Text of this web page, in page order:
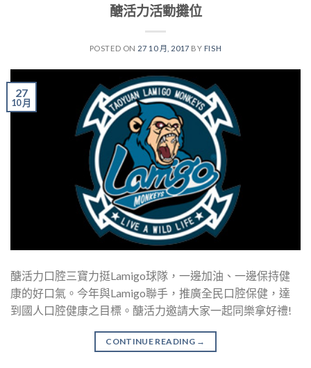
醣活力活動攤位
POSTED ON 27 10 月, 2017 BY FISH
27
10 月
醣活力口腔三寶力挺Lamigo球隊，一邊加油、一邊保持健
康的好口氣。今年與Lamigo聯手，推廣全民口腔保健，達
到國人口腔健康之目標。醣活力邀請大家一起同樂拿好禮!
CONTINUE READING →